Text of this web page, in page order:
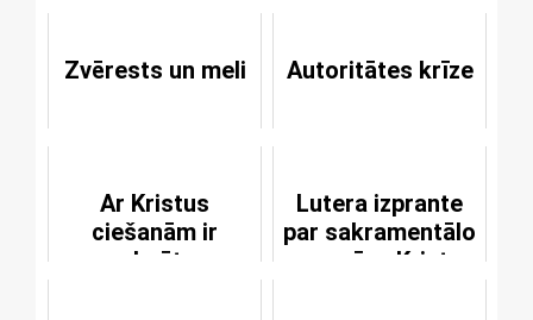
Zvērests un meli Autoritātes krīze
Ar Kristus
ciešanām ir
samaksāts par
Lutera izprante
par sakramentālo
un garīgo Kristus